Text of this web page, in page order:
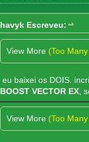
havyk Escreveu:
View More (Too
eu baixei os DOIS.
BOOST VECTOR EX,
View More (Too